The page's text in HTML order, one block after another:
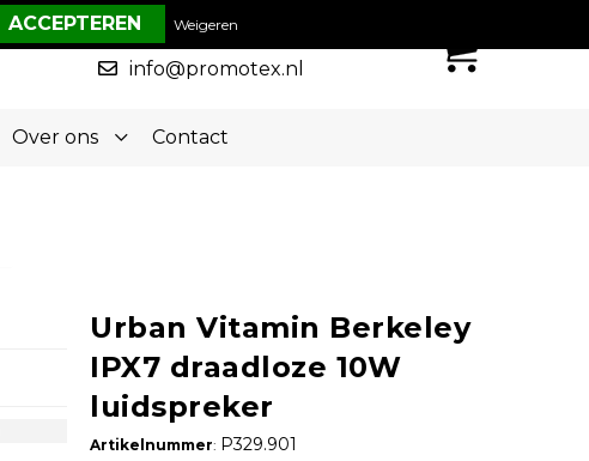
050-5773636
info@promotex.nl
Over ons Contact
Urban Vitamin Berkeley
IPX7 draadloze 10W
luidspreker
Artikelnummer: P329.901
Weigeren